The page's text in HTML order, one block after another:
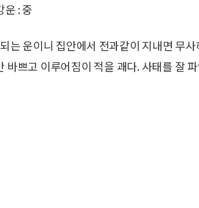
운 : 중
는 운이니 집안에서 전과같이 지내면 무
쁘고 이루어짐이 적을 괘다. 사태를 잘